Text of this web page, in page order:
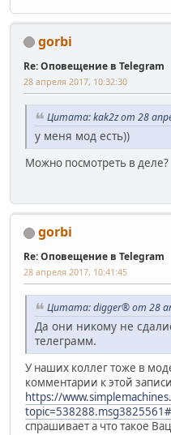
gorbi
Re: Оповещение в Telegram
28 апреля 2017, 10:32:30
Цитата: kak2z от 28
у меня мод есть))
Можно посмотреть в деле?
gorbi
Re: Оповещение в Telegram
28 апреля 2017, 10:41:45
Цитата: digger® от 28
Да они никому не
телеграмм.
У наших коллег тоже в
комментарии к этой
https://
спрашивает а что такое